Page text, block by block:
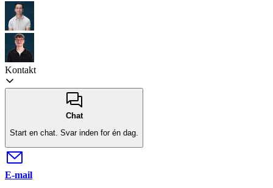
Kontakt
Chat
Start en chat. Svar inden for én dag.
E-mail